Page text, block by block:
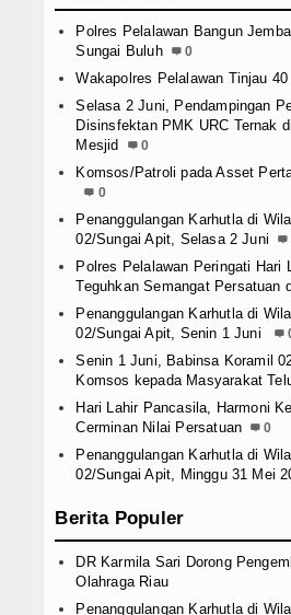
Polres Pelalawan Bangun
Sungai Buluh
0
Wakapolres Pelalawan Tinjau
Selasa 2 Juni, Pendampingan
Disinsfektan PMK URC Ternak
Mesjid
0
Komsos/Patroli pada Asset
0
Penanggulangan Karhutla di
02/Sungai Apit, Selasa 2 Juni
Polres Pelalawan Peringati Hari
Teguhkan Semangat Persatuan
Penanggulangan Karhutla di
02/Sungai Apit, Senin 1 Juni
Senin 1 Juni, Babinsa Koramil
Komsos kepada Masyarakat
Hari Lahir Pancasila, Harmoni
Cerminan Nilai Persatuan
0
Penanggulangan Karhutla di
02/Sungai Apit, Minggu 31 Mei
Berita Populer
DR Karmila Sari Dorong
Olahraga Riau
Penanggulangan Karhutla di